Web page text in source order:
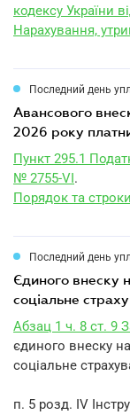
кодексу України
Нарахування,
Последний день
авансового внеску з єдиного податку за серпень
2026 року
Пункт 295.1
№ 2755-VI.
Порядок та
Последний день
єдиного внеску на загальнообов'язкове державне
соціальне
Абзац 1 ч. 8 ст. 9
єдиного внеску
соціальне
п. 5 розд. IV